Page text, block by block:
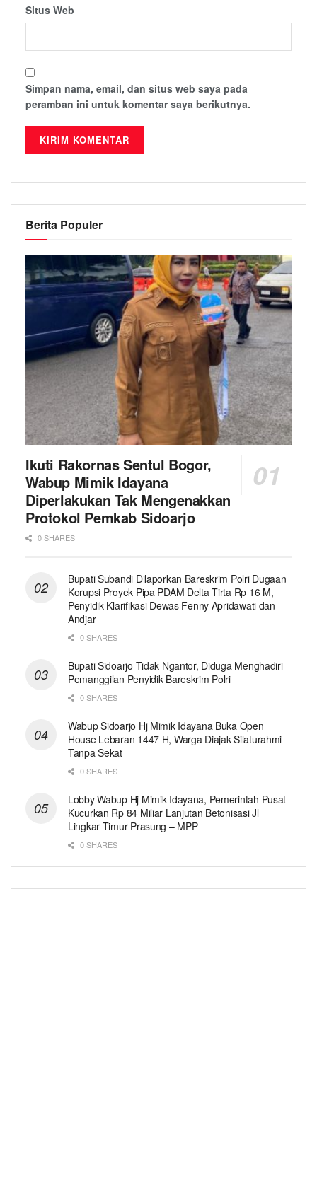
Situs Web
Simpan nama, email, dan situs web saya pada
peramban ini untuk komentar saya berikutnya.
Berita Populer
Ikuti Rakornas Sentul Bogor,
Wabup Mimik Idayana
Diperlakukan Tak Mengenakkan
Protokol Pemkab Sidoarjo
0 SHARES
Bupati Subandi Dilaporkan Bareskrim Polri Dugaan
Korupsi Proyek Pipa PDAM Delta Tirta Rp 16 M,
Penyidik Klarifikasi Dewas Fenny Apridawati dan
Andjar
0 SHARES
Bupati Sidoarjo Tidak Ngantor, Diduga Menghadiri
Pemanggilan Penyidik Bareskrim Polri
0 SHARES
Wabup Sidoarjo Hj Mimik Idayana Buka Open
House Lebaran 1447 H, Warga Diajak Silaturahmi
Tanpa Sekat
0 SHARES
Lobby Wabup Hj Mimik Idayana, Pemerintah Pusat
Kucurkan Rp 84 Miliar Lanjutan Betonisasi Jl
Lingkar Timur Prasung – MPP
0 SHARES